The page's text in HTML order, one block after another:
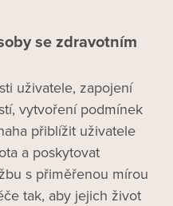
se zdravotním
uživatele, zapojení
vytvoření podmínek
přiblížit uživatele
a poskytovat
s přiměřenou mírou
tak, aby jejich život